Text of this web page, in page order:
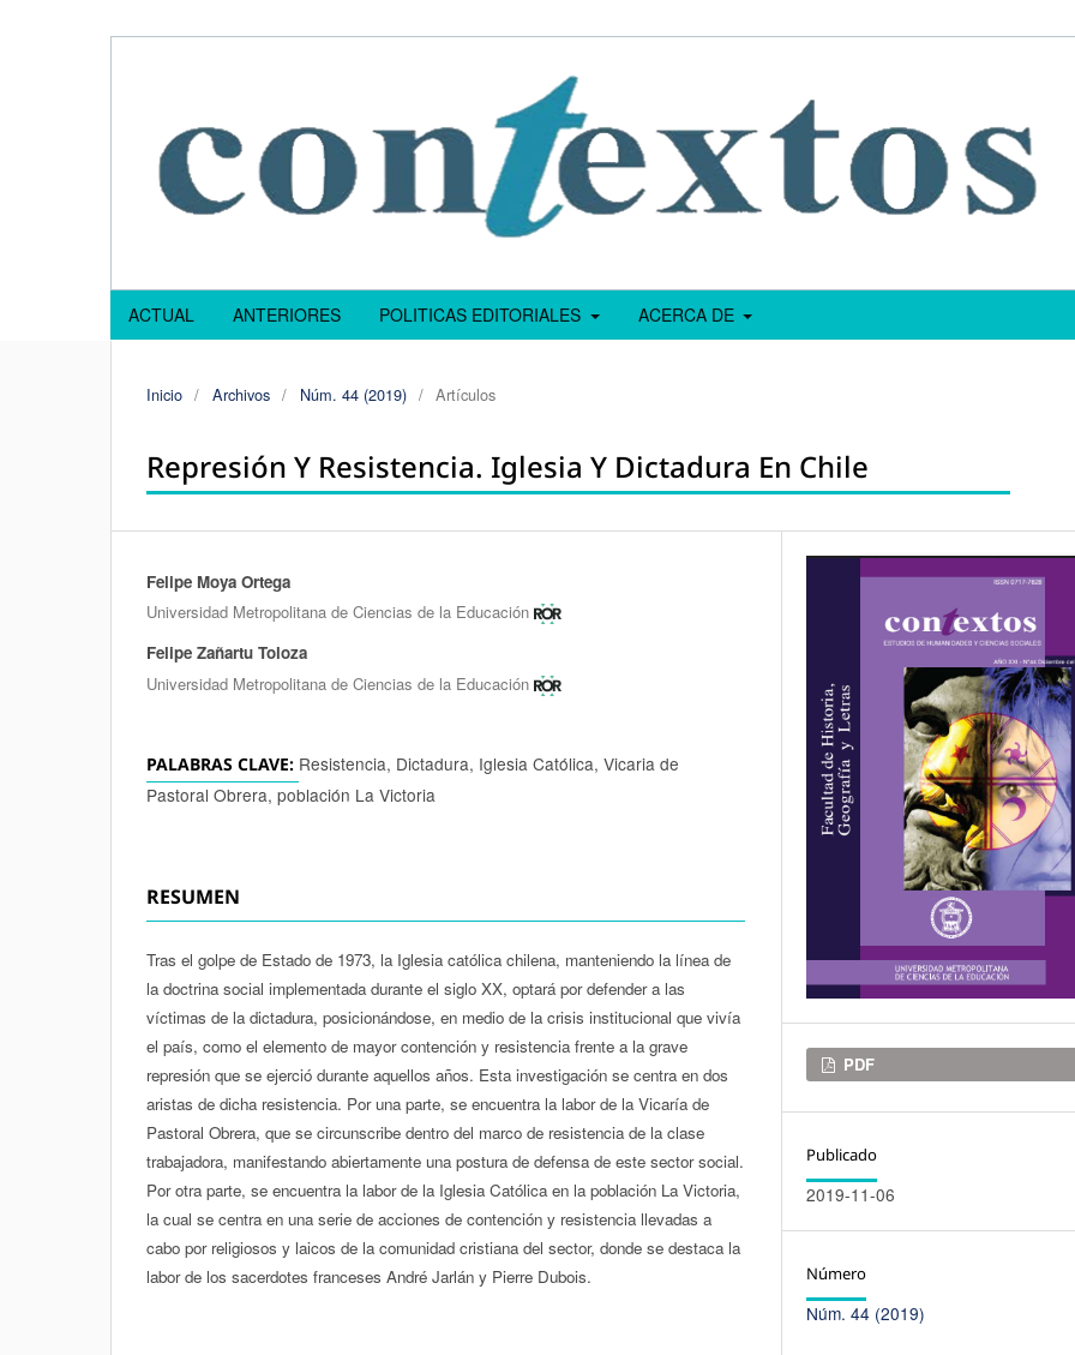
ACTUAL ANTERIORES POLITICAS EDITORIALES ACERCA DE
Inicio / Archivos / Núm. 44 (2019) / Artículos
Represión Y Resistencia. Iglesia Y Dictadura En Chile
Autores/as
Felipe Moya Ortega
Universidad Metropolitana de Ciencias de la Educación
Felipe Zañartu Toloza
Universidad Metropolitana de Ciencias de la Educación
PALABRAS CLAVE: Resistencia, Dictadura, Iglesia Católica, Vicaria de
Pastoral Obrera, población La Victoria
RESUMEN
Tras el golpe de Estado de 1973, la Iglesia católica chilena, manteniendo la línea de
la doctrina social implementada durante el siglo XX, optará por defender a las
víctimas de la dictadura, posicionándose, en medio de la crisis institucional que vivía
el país, como el elemento de mayor contención y resistencia frente a la grave
represión que se ejerció durante aquellos años. Esta investigación se centra en dos
aristas de dicha resistencia. Por una parte, se encuentra la labor de la Vicaría de
Pastoral Obrera, que se circunscribe dentro del marco de resistencia de la clase
trabajadora, manifestando abiertamente una postura de defensa de este sector social.
Por otra parte, se encuentra la labor de la Iglesia Católica en la población La Victoria,
la cual se centra en una serie de acciones de contención y resistencia llevadas a
cabo por religiosos y laicos de la comunidad cristiana del sector, donde se destaca la
labor de los sacerdotes franceses André Jarlán y Pierre Dubois.
Descargas
PDF
Publicado
2019-11-06
Número
Núm. 44 (2019)